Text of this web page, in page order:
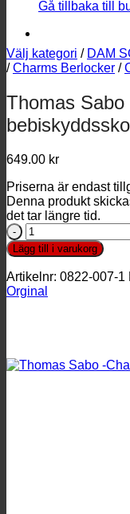
Gå tillbaka till
Välj kategori / DAM
/ Charms Berlocker /
Thomas
649.00 kr
Priserna är endast
Denna produkt
det tar längre tid.
Thomas
Sabo
-
Charm-
hängsmycke
blå
Lägg till i varukorg
Artikelnr: 0822-007-1
Orginal